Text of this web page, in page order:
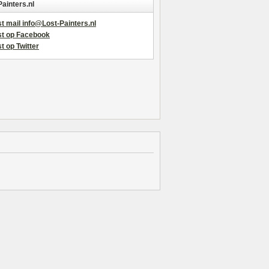
mail info@Lost-Painters.nl
op Facebook
op Twitter